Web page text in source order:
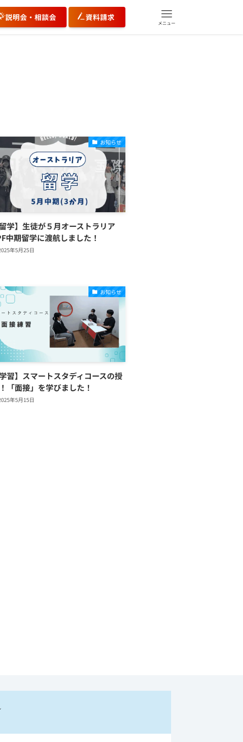
説明会・相談会 資料請求
メニュー
お知らせ
留学】生徒が５月オーストラリア
中期留学に渡航しました！
年5月25日
お知らせ
学習】スマートスタディコースの授
「面接」を学びました！
年5月15日